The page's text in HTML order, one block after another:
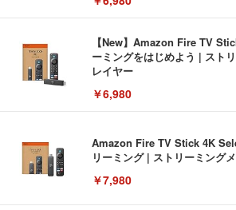
【New】Amazon Fire TV
ーミングをはじめよう | スト
レイヤー
￥6,980
Amazon Fire TV Stick 4K
リーミング | ストリーミング
￥7,980